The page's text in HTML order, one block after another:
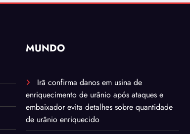
MUNDO
Irã confirma danos em usina de
enriquecimento de urânio após ataques e
embaixador evita detalhes sobre quantidade
de urânio enriquecido